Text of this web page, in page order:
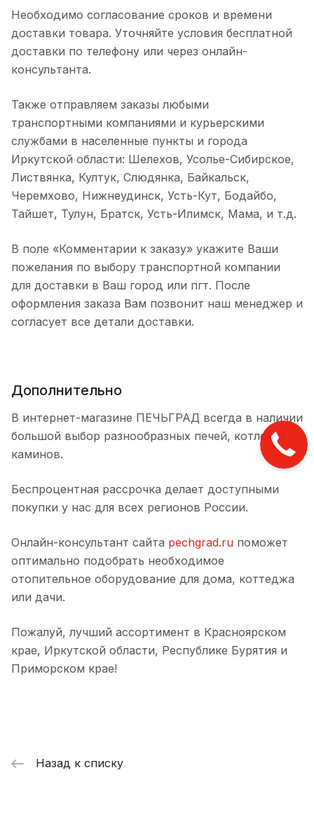
Необходимо согласование сроков и времени
доставки товара. Уточняйте условия бесплатной
доставки по телефону или через онлайн-
консультанта.
Также отправляем заказы любыми
транспортными компаниями и курьерскими
службами в населенные пункты и города
Иркутской области: Шелехов, Усолье-Сибирское,
Листвянка, Култук, Слюдянка, Байкальск,
Черемхово, Нижнеудинск, Усть-Кут, Бодайбо,
Тайшет, Тулун, Братск, Усть-Илимск, Мама, и т.д.
В поле «Комментарии к заказу» укажите Ваши
пожелания по выбору транспортной компании
для доставки в Ваш город или пгт. После
оформления заказа Вам позвонит наш менеджер и
согласует все детали доставки.
Дополнительно
В интернет-магазине ПЕЧЬГРАД всегда в наличии
большой выбор разнообразных печей, котлов и
каминов.
Беспроцентная рассрочка делает доступными
покупки у нас для всех регионов России.
Онлайн-консультант сайта pechgrad.ru поможет
оптимально подобрать необходимое
отопительное оборудование для дома, коттеджа
или дачи.
Пожалуй, лучший ассортимент в Красноярском
крае, Иркутской области, Республике Бурятия и
Приморском крае!
Назад к списку